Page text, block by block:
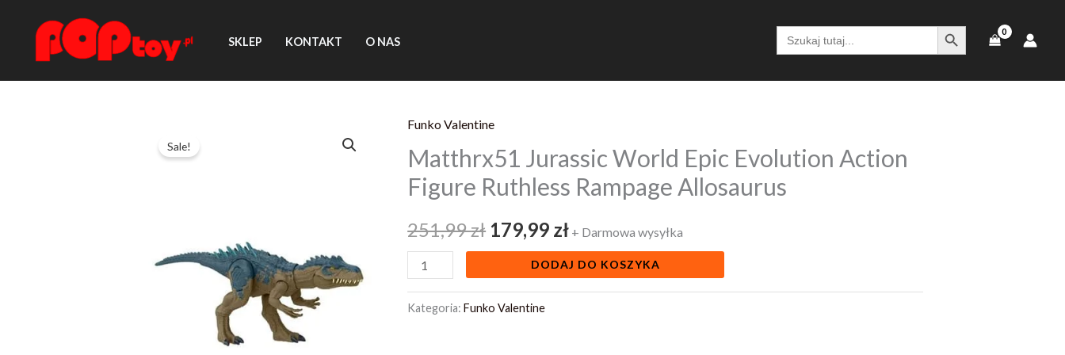
SKLEP KONTAKT O NAS
Search
for:
SEARCH BUTTON
Sale!
Funko Valentine
Matthrx51 Jurassic World Epic Evolution Action
Figure Ruthless Rampage Allosaurus
251,99zł
Pierwotna
cena
251,99 zł.
179,99 zł
cena
wynosi:
179,99 zł.
+ Darmowa wysyłka
ilość
Matthrx51
Jurassic
World
Epic
Evolution
Action
Figure
Ruthless
DODAJ DO KOSZYKA
Kategoria:Funko Valentine